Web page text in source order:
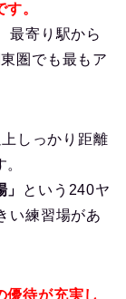
。
最寄り駅から
圏でも最もア
しっかり距離
という240ヤ
い練習場があ
優待が充実し